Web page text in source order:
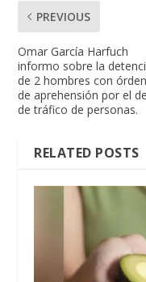
PREVIOUS
Omar García Harfuch
informo sobre la
de 2 hombres con
de aprehensión por el
de tráfico de personas.
RELATED POSTS